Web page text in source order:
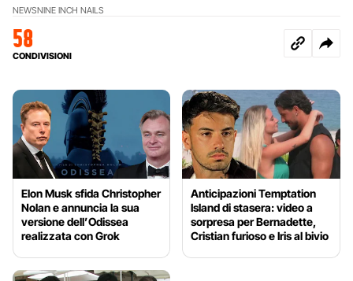
NEWSNINE INCH NAILS
58
CONDIVISIONI
Elon Musk sfida Christopher
Nolan e annuncia la sua
versione dell’Odissea
realizzata con Grok
Anticipazioni Temptation
Island di stasera: video a
sorpresa per Bernadette,
Cristian furioso e Iris al bivio